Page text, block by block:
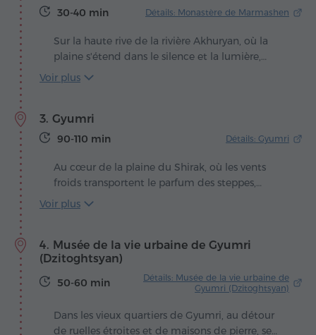
l'architecture arménienne atteignait de
immense dôme, l'église s'ouvre désormais au
ciel, devenu sa voûte nouvelle, comme le
sur ses antiques murs.
30-40 min Détails: Monastère de Marmashen
Sur la haute rive de la rivière Akhuryan, où la
plaine s'étend dans le silence et la lumière,
s'élève Marmashen – l'un des complexes
monastiques les plus impressionnants
Pahlavuni, voulait ériger ici un sanctuaire qui
unirait la grandeur de la foi à la beauté de l'art
et dura plus de quarante ans, jusqu'à ce qu'en
1029 le monastère apparaisse dans son
Voir plus
3. Gyumri
90-110 min Détails: Gyumri
Au cœur de la plaine du Shirak, où les vents
froids transportent le parfum des steppes,
s'étend Gyumri – une ville où passé et présent
respirent à l'unisson. Ses rues anciennes sont
chaque pierre et chaque balcon gardant la
mémoire d'histoires transmises de génération
en génération.
Voir plus
4. Musée de la vie urbaine de Gyumri
(Dzitoghtsyan)
50-60 min
Détails: Musée de la vie urbaine de
Gyumri (Dzitoghtsyan)
Dans les vieux quartiers de Gyumri, au détour
de ruelles étroites et de maisons de pierre, se